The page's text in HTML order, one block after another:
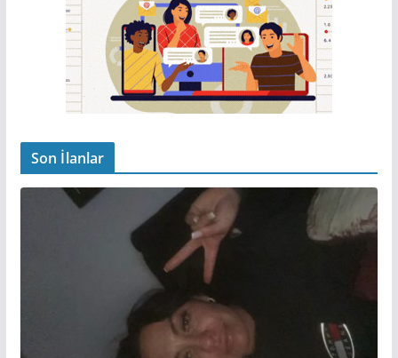
Son İlanlar